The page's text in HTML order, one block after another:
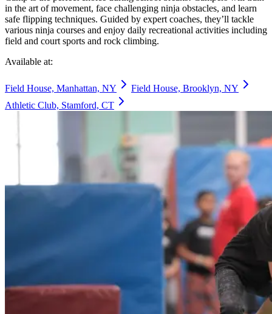
in the art of movement, face challenging ninja obstacles, and learn
safe flipping techniques. Guided by expert coaches, they’ll tackle
various ninja courses and enjoy daily recreational activities including
field and court sports and rock climbing.​​​​‌ ‍ ​‍​‍‌‍ ‌ ​‍‌‍‍‌‌‍‌ ‌‍‍‌‌‍ ‍​‍​‍​ ‍‍​‍​‍‌ ​ ‌‍​‌‌‍ ‍‌‍‍‌‌ ‌​‌ ‍‌​‍ ‍‌‍‍‌‌‍ ​‍​‍​‍ ​​‍​‍‌‍‍​‌ ​‍‌‍‌‌‌‍‌‍​‍​‍​ ‍‍​‍​‍‌‍‍​‌ ‌​‌ ‌​‌ ​​‌ ​ ​ ‍‍​‍ ​‍ ‌‍​ ‌‍‍​‌‍‌‌‌‍ ​‌ ​ ‌‍‌‌‌‍​‌‌ ​​‌‍‍‌‌‍‌‌‌ ​‍‌ ​ ​‍ ‍‌ ​ ‌‍​‌‌‍ ‍‌‍‍‌‌ ‌​‌ ‍‌​‍ ‍‌ ​ ‌ ‌​‌ ‌‌‌‍‌​‌‍‍‌‌‍ ​‍ ‌‍‍‌‌‍ ‍‌ ‌​‌‍‌‌‌‍ ‍‌ ‌​​‍ ‌‍‌‌‌‍‌​‌‍‍‌‌ ‌​​‍ ‌‍ ‌‌‍ ‌‍‌​‌‍‌‌​ ‌‌ ​​‌ ​‍‌‍‌‌‌ ​ ‌‍‌‌‌‍ ‍‌ ‌​‌‍​‌‌ ‌​‌‍‍‌‌‍ ‌‍ ‍​ ‍ ‌‍‍‌‌‍‌​​ ‌‌‍‌‍‌‍‌‍​ ‌‍‌‍‌‌‌‍‌‍‌‍​‍​ ‌ ​ ‌ ​‍ ‌​ ​ ‌‍​‍​ ‌​​ ​​​‍ ‌​ ‌​‌‍​ ​ ‍‌‌‍​‍​‍ ‌‌‍​‍‌‍‌‌​ ‍​‌‍​‌​‍ ‌​ ‍‌​ ​‍‌‍‌​‌‍​‌​ ​ ​ ​ ‌‍‌‌‌‍​ ‌‍​‌​ ​ ​ ‌‌​ ​‍​ ‍ ‌ ‌​‌ ‍‌‌ ​​‌‍‌‌​ ‌‌ ​​‌‍​‌‌‍‌ ‌‍‌‌​ ‍ ‌ ​​‌‍​‌‌ ‌​‌‍‍​​ ‌‌ ​​‌‍​‌‌‍‌ ‌‍‌‌‌​​‍‌ ‌‌‌‍‍‌‌‍ ​‌‍‌​‌‍‌‌‌ ​‍​‍‌‌​ ‌‌‌​​‍‌‌ ‌‍‍ ‌‍‌‌‌ ‍‌​‍‌‌​ ​ ‌​‌​​‍‌‌​ ​ ‌​‌​​‍‌‌​ ​‍​ ​‍‌‍​ ‌‍‌‌​ ​‍‌‍‌‍‌‍​ ‌‍‌​‌‍​‍​ ​​​ ‍​‌‍​‌‌‍‌‌​ ‌ ​‍‌‌​ ​‍​ ​‍​‍‌‌​ ‌‌‌​‌​​‍ ‍‌‍​ ‌‍​‌‌ ​‍‌‍‌​‌ ​ ​‍‌‌​ ‌‌‌​​‍‌‌ ‌‍‍ ‌‍‌‌‌ ‍‌​‍‌‌​ ​ ‌​‌​​‍‌‌​ ​ ‌​‌​​‍‌‌​ ​‍​ ​‍‌‍‌‍​ ​​​ ‌‍‌‍​‍‌‍​‌​ ​‌​ ‌​‌‍‌‍‌‍​‌​ ​​‌‍​ ​ ​ ‌‍​‍‌‍‌‍‌‍‌‌​ ​​​ ​​​ ‌ ​ ​‍​ ​‌​ ​‍‌‍‌‌‌‍‌‍​ ‍‌​ ​‌​ ‌ ‌‍‌​​ ​ ​ ​​​ ‌‍​ ‍​​ ‍​​‍‌‌​ ​‍​ ​‍​‍‌‌​ ‌‌‌​‌​​‍ ‍‌‍​ ‌‍​‌‌ ​‍‌‍‌​‌​‌​‌‍‌‌‌ ​ ‌‍​ ‌ ​‍‌‍‍‌‌ ​​‌ ‌​‌‍‍‌‌‍ ‌‍ ‍​ ‌‍​‍‌‍​‌‌ ​ ‌‍‌‌‌‌‌‌‌ ​‍‌‍ ​​ ‌‌‍‍​‌ ‌​‌ ‌​‌ ​​‌ ​ ​‍‌‌​ ​ ‌​​‌​‍‌‌​ ​‍‌​‌‍​‍‌‌​ ​‍‌​‌‍‌‍​ ‌‍‍​‌‍‌‌‌‍ ​‌ ​ ‌‍‌‌‌‍​‌‌ ​​‌‍‍‌‌‍‌‌‌ ​‍‌ ​ ​‍ ‍‌ ​ ‌‍​‌‌‍ ‍‌‍‍‌‌ ‌​‌ ‍‌​‍ ‍‌ ​ ‌ ‌​‌ ‌‌‌‍‌​‌‍‍‌‌‍ ​‍‌‍‌‍‍‌‌‍‌​​ ‌‌‍‌‍‌‍‌‍​ ‌‍‌‍‌‌‌‍‌‍‌‍​‍​ ‌ ​ ‌ ​‍ ‌​ ​ ‌‍​‍​ ‌​​ ​​​‍ ‌​ ‌​‌‍​ ​ ‍‌‌‍​‍​‍ ‌‌‍​‍‌‍‌‌​ ‍​‌‍​‌​‍ ‌​ ‍‌​ ​‍‌‍‌​‌‍​‌​ ​ ​ ​ ‌‍‌‌‌‍​ ‌‍​‌​ ​ ​ ‌‌​ ​‍​‍‌‍‌ ‌​‌ ‍‌‌ ​​‌‍‌‌​ ‌‌ ​​‌‍​‌‌‍‌ ‌‍‌‌​‍‌‍‌ ​​‌‍​‌‌ ‌​‌‍‍​​ ‌‌ ​​‌‍​‌‌‍‌ ‌‍‌‌‌​​‍‌ ‌‌‌‍‍‌‌‍ ​‌‍‌​‌‍‌‌‌ ​‍​‍‌‌​ ‌‌‌​​‍‌‌ ‌‍‍ ‌‍‌‌‌ ‍‌​‍‌‌​ ​ ‌​‌​​‍‌‌​ ​ ‌​‌​​‍‌‌​ ​‍​ ​‍‌‍​ ‌‍‌‌​ ​‍‌‍‌‍‌‍​ ‌‍‌​‌‍​‍​ ​​​ ‍​‌‍​‌‌‍‌‌​ ‌ ​‍‌‌​ ​‍​ ​‍​‍‌‌​ ‌‌‌​‌​​‍ ‍‌‍​ ‌‍​‌‌ ​‍‌‍‌​‌ ​ ​‍‌‌​ ‌‌‌​​‍‌‌ ‌‍‍ ‌‍‌‌‌ ‍‌​‍‌‌​ ​ ‌​‌​​‍‌‌​ ​ ‌​‌​​‍‌‌​ ​‍​ ​‍‌‍‌‍​ ​​​ ‌‍‌‍​‍‌‍​‌​ ​‌​ ‌​‌‍‌‍‌‍​‌​ ​​‌‍​ ​ ​ ‌‍​‍‌‍‌‍‌‍‌‌​ ​​​ ​​​ ‌ ​ ​‍​ ​‌​ ​‍‌‍‌‌‌‍‌‍​ ‍‌​ ​‌​ ‌ ‌‍‌​​ ​ ​ ​​​ ‌‍​ ‍​​ ‍​​‍‌‌​ ​‍​ ​‍​‍‌‌​ ‌‌‌​‌​​‍ ‍‌‍​ ‌‍​‌‌ ​‍‌‍‌​‌​‌​‌‍‌‌‌ ​ ‌‍​ ‌ ​‍‌‍‍‌‌ ​​‌ ‌​‌‍‍‌‌‍ ‌‍ ‍​‍‌‍‌ ​​‌‍‌‌‌ ​‍‌ ​ ‌ ​​‌‍‌‌‌‍​ ‌ ‌​‌‍‍‌‌ ‌‍‌‍‌‌​ ‌‌ ​​‌ ‌‌‌‍​‍‌‍ ​‌‍‍‌‌ ​ ‌‍‍​‌‍‌‌‌‍‌​​‍​‍‌ ‌
Available at:​​​​‌ ‍ ​‍​‍‌‍ ‌ ​‍‌‍‍‌‌‍‌ ‌‍‍‌‌‍ ‍​‍​‍​ ‍‍​‍​‍‌ ​ ‌‍​‌‌‍ ‍‌‍‍‌‌ ‌​‌ ‍‌​‍ ‍‌‍‍‌‌‍ ​‍​‍​‍ ​​‍​‍‌‍‍​‌ ​‍‌‍‌‌‌‍‌‍​‍​‍​ ‍‍​‍​‍‌‍‍​‌ ‌​‌ ‌​‌ ​​‌ ​ ​ ‍‍​‍ ​‍ ‌‍​ ‌‍‍​‌‍‌‌‌‍ ​‌ ​ ‌‍‌‌‌‍​‌‌ ​​‌‍‍‌‌‍‌‌‌ ​‍‌ ​ ​‍ ‍‌ ​ ‌‍​‌‌‍ ‍‌‍‍‌‌ ‌​‌ ‍‌​‍ ‍‌ ​ ‌ ‌​‌ ‌‌‌‍‌​‌‍‍‌‌‍ ​‍ ‌‍‍‌‌‍ ‍‌ ‌​‌‍‌‌‌‍ ‍‌ ‌​​‍ ‌‍‌‌‌‍‌​‌‍‍‌‌ ‌​​‍ ‌‍ ‌‌‍ ‌‍‌​‌‍‌‌​ ‌‌ ​​‌ ​‍‌‍‌‌‌ ​ ‌‍‌‌‌‍ ‍‌ ‌​‌‍​‌‌ ‌​‌‍‍‌‌‍ ‌‍ ‍​ ‍ ‌‍‍‌‌‍‌​​ ‌‌‍‌‍‌‍‌‍​ ‌‍‌‍‌‌‌‍‌‍‌‍​‍​ ‌ ​ ‌ ​‍ ‌​ ​ ‌‍​‍​ ‌​​ ​​​‍ ‌​ ‌​‌‍​ ​ ‍‌‌‍​‍​‍ ‌‌‍​‍‌‍‌‌​ ‍​‌‍​‌​‍ ‌​ ‍‌​ ​‍‌‍‌​‌‍​‌​ ​ ​ ​ ‌‍‌‌‌‍​ ‌‍​‌​ ​ ​ ‌‌​ ​‍​ ‍ ‌ ‌​‌ ‍‌‌ ​​‌‍‌‌​ ‌‌ ​​‌‍​‌‌‍‌ ‌‍‌‌​ ‍ ‌ ​​‌‍​‌‌ ‌​‌‍‍​​ ‌‌ ​​‌‍​‌‌‍‌ ‌‍‌‌‌​​‍‌ ‌‌‌‍‍‌‌‍ ​‌‍‌​‌‍‌‌‌ ​‍​‍‌‌​ ‌‌‌​​‍‌‌ ‌‍‍ ‌‍‌‌‌ ‍‌​‍‌‌​ ​ ‌​‌​​‍‌‌​ ​ ‌​‌​​‍‌‌​ ​‍​ ​‍‌‍​ ‌‍‌‌​ ​‍‌‍‌‍‌‍​ ‌‍‌​‌‍​‍​ ​​​ ‍​‌‍​‌‌‍‌‌​ ‌ ​‍‌‌​ ​‍​ ​‍​‍‌‌​ ‌‌‌​‌​​‍ ‍‌‍​ ‌‍​‌‌ ​‍‌‍‌​‌ ​ ​‍‌‌​ ‌‌‌​​‍‌‌ ‌‍‍ ‌‍‌‌‌ ‍‌​‍‌‌​ ​ ‌​‌​​‍‌‌​ ​ ‌​‌​​‍‌‌​ ​‍​ ​‍‌‍‌‍​ ​​​ ‌‍‌‍​‍‌‍​‌​ ​‌​ ‌​‌‍‌‍‌‍​‌​ ​​‌‍​ ​ ​ ‌‍​‍‌‍‌‍‌‍‌‌​ ​​​ ​​​ ‌ ​ ​‍​ ​‌​ ​‍‌‍‌‌‌‍‌‍​ ‍‌​ ​‌​ ‌ ‌‍‌​​ ​ ​ ​​​ ‌‍​ ‍​​ ‍​​‍‌‌​ ​‍​ ​‍​‍‌‌​ ‌‌‌​‌​​‍ ‍‌ ​ ‌ ‌‌‌‍​‍‌ ‌​‌‍‍‌‌ ‌​‌‍ ​‌‍‌‌​ ‌‍​‍‌‍​‌‌ ​ ‌‍‌‌‌‌‌‌‌ ​‍‌‍ ​​ ‌‌‍‍​‌ ‌​‌ ‌​‌ ​​‌ ​ ​‍‌‌​ ​ ‌​​‌​‍‌‌​ ​‍‌​‌‍​‍‌‌​ ​‍‌​‌‍‌‍​ ‌‍‍​‌‍‌‌‌‍ ​‌ ​ ‌‍‌‌‌‍​‌‌ ​​‌‍‍‌‌‍‌‌‌ ​‍‌ ​ ​‍ ‍‌ ​ ‌‍​‌‌‍ ‍‌‍‍‌‌ ‌​‌ ‍‌​‍ ‍‌ ​ ‌ ‌​‌ ‌‌‌‍‌​‌‍‍‌‌‍ ​‍‌‍‌‍‍‌‌‍‌​​ ‌‌‍‌‍‌‍‌‍​ ‌‍‌‍‌‌‌‍‌‍‌‍​‍​ ‌ ​ ‌ ​‍ ‌​ ​ ‌‍​‍​ ‌​​ ​​​‍ ‌​ ‌​‌‍​ ​ ‍‌‌‍​‍​‍ ‌‌‍​‍‌‍‌‌​ ‍​‌‍​‌​‍ ‌​ ‍‌​ ​‍‌‍‌​‌‍​‌​ ​ ​ ​ ‌‍‌‌‌‍​ ‌‍​‌​ ​ ​ ‌‌​ ​‍​‍‌‍‌ ‌​‌ ‍‌‌ ​​‌‍‌‌​ ‌‌ ​​‌‍​‌‌‍‌ ‌‍‌‌​‍‌‍‌ ​​‌‍​‌‌ ‌​‌‍‍​​ ‌‌ ​​‌‍​‌‌‍‌ ‌‍‌‌‌​​‍‌ ‌‌‌‍‍‌‌‍ ​‌‍‌​‌‍‌‌‌ ​‍​‍‌‌​ ‌‌‌​​‍‌‌ ‌‍‍ ‌‍‌‌‌ ‍‌​‍‌‌​ ​ ‌​‌​​‍‌‌​ ​ ‌​‌​​‍‌‌​ ​‍​ ​‍‌‍​ ‌‍‌‌​ ​‍‌‍‌‍‌‍​ ‌‍‌​‌‍​‍​ ​​​ ‍​‌‍​‌‌‍‌‌​ ‌ ​‍‌‌​ ​‍​ ​‍​‍‌‌​ ‌‌‌​‌​​‍ ‍‌‍​ ‌‍​‌‌ ​‍‌‍‌​‌ ​ ​‍‌‌​ ‌‌‌​​‍‌‌ ‌‍‍ ‌‍‌‌‌ ‍‌​‍‌‌​ ​ ‌​‌​​‍‌‌​ ​ ‌​‌​​‍‌‌​ ​‍​ ​‍‌‍‌‍​ ​​​ ‌‍‌‍​‍‌‍​‌​ ​‌​ ‌​‌‍‌‍‌‍​‌​ ​​‌‍​ ​ ​ ‌‍​‍‌‍‌‍‌‍‌‌​ ​​​ ​​​ ‌ ​ ​‍​ ​‌​ ​‍‌‍‌‌‌‍‌‍​ ‍‌​ ​‌​ ‌ ‌‍‌​​ ​ ​ ​​​ ‌‍​ ‍​​ ‍​​‍‌‌​ ​‍​ ​‍​‍‌‌​ ‌‌‌​‌​​‍ ‍‌ ​ ‌ ‌‌‌‍​‍‌ ‌​‌‍‍‌‌ ‌​‌‍ ​‌‍‌‌​‍‌‍‌ ​​‌‍‌‌‌ ​‍‌ ​ ‌ ​​‌‍‌‌‌‍​ ‌ ‌​‌‍‍‌‌ ‌‍‌‍‌‌​ ‌‌ ​​‌ ‌‌‌‍​‍‌‍ ​‌‍‍‌‌ ​ ‌‍‍​‌‍‌‌‌‍‌​​‍​‍‌ ‌
Field House, Manhattan, NY​​​​‌ ‍ ​‍​‍‌‍ ‌ ​‍‌‍‍‌‌‍‌ ‌‍‍‌‌‍ ‍​‍​‍​ ‍‍​‍​‍‌ ​ ‌‍​‌‌‍ ‍‌‍‍‌‌ ‌​‌ ‍‌​‍ ‍‌‍‍‌‌‍ ​‍​‍​‍ ​​‍​‍‌‍‍​‌ ​‍‌‍‌‌‌‍‌‍​‍​‍​ ‍‍​‍​‍‌‍‍​‌ ‌​‌ ‌​‌ ​​‌ ​ ​ ‍‍​‍ ​‍ ‌‍​ ‌‍‍​‌‍‌‌‌‍ ​‌ ​ ‌‍‌‌‌‍​‌‌ ​​‌‍‍‌‌‍‌‌‌ ​‍‌ ​ ​‍ ‍‌ ​ ‌‍​‌‌‍ ‍‌‍‍‌‌ ‌​‌ ‍‌​‍ ‍‌ ​ ‌ ‌​‌ ‌‌‌‍‌​‌‍‍‌‌‍ ​‍ ‌‍‍‌‌‍ ‍‌ ‌​‌‍‌‌‌‍ ‍‌ ‌​​‍ ‌‍‌‌‌‍‌​‌‍‍‌‌ ‌​​‍ ‌‍ ‌‌‍ ‌‍‌​‌‍‌‌​ ‌‌ ​​‌ ​‍‌‍‌‌‌ ​ ‌‍‌‌‌‍ ‍‌ ‌​‌‍​‌‌ ‌​‌‍‍‌‌‍ ‌‍ ‍​ ‍ ‌‍‍‌‌‍‌​​ ‌‌‍‌‍‌‍‌‍​ ‌‍‌‍‌‌‌‍‌‍‌‍​‍​ ‌ ​ ‌ ​‍ ‌​ ​ ‌‍​‍​ ‌​​ ​​​‍ ‌​ ‌​‌‍​ ​ ‍‌‌‍​‍​‍ ‌‌‍​‍‌‍‌‌​ ‍​‌‍​‌​‍ ‌​ ‍‌​ ​‍‌‍‌​‌‍​‌​ ​ ​ ​ ‌‍‌‌‌‍​ ‌‍​‌​ ​ ​ ‌‌​ ​‍​ ‍ ‌ ‌​‌ ‍‌‌ ​​‌‍‌‌​ ‌‌ ​​‌‍​‌‌‍‌ ‌‍‌‌​ ‍ ‌ ​​‌‍​‌‌ ‌​‌‍‍​​ ‌‌ ​​‌‍​‌‌‍‌ ‌‍‌‌‌​​‍‌ ‌‌‌‍‍‌‌‍ ​‌‍‌​‌‍‌‌‌ ​‍​‍‌‌​ ‌‌‌​​‍‌‌ ‌‍‍ ‌‍‌‌‌ ‍‌​‍‌‌​ ​ ‌​‌​​‍‌‌​ ​ ‌​‌​​‍‌‌​ ​‍​ ​‍‌‍​ ‌‍‌‌​ ​‍‌‍‌‍‌‍​ ‌‍‌​‌‍​‍​ ​​​ ‍​‌‍​‌‌‍‌‌​ ‌ ​‍‌‌​ ​‍​ ​‍​‍‌‌​ ‌‌‌​‌​​‍ ‍‌‍​ ‌‍​‌‌ ​‍‌‍‌​‌ ​ ​‍‌‌​ ‌‌‌​​‍‌‌ ‌‍‍ ‌‍‌‌‌ ‍‌​‍‌‌​ ​ ‌​‌​​‍‌‌​ ​ ‌​‌​​‍‌‌​ ​‍​ ​‍‌‍‌‍​ ​​​ ‌‍‌‍​‍‌‍​‌​ ​‌​ ‌​‌‍‌‍‌‍​‌​ ​​‌‍​ ​ ​ ‌‍​‍‌‍‌‍‌‍‌‌​ ​​​ ​​​ ‌ ​ ​‍​ ​‌​ ​‍‌‍‌‌‌‍‌‍​ ‍‌​ ​‌​ ‌ ‌‍‌​​ ​ ​ ​​​ ‌‍​ ‍​​ ‍​​‍‌‌​ ​‍​ ​‍​‍‌‌​ ‌‌‌​‌​​‍ ‍‌‍​‍‌ ‌‌‌ ‌​‌ ‌​‌‍ ‌‍ ‍‌ ​ ​‍‌‌​ ‌‌‌​​‍‌‌ ‌‍‍ ‌‍‌‌‌ ‍‌​‍‌‌​ ​ ‌​‌​​‍‌‌​ ​ ‌​‌​​‍‌‌​ ​‍​ ​‍‌‍​‍​ ​​‌‍‌​‌‍​‍‌‍​ ​ ‍​‌‍​ ‌‍‌​‌‍‌‍‌‍‌‌‌‍​‍‌‍‌‌​‍‌‌​ ​‍​ ​‍​‍‌‌​ ‌‌‌​‌​​‍ ‍‌ ‌​‌‍‌‌‌ ‍​‌ ‌​​ ‌‍​‍‌‍​‌‌ ​ ‌‍‌‌‌‌‌‌‌ ​‍‌‍ ​​ ‌‌‍‍​‌ ‌​‌ ‌​‌ ​​‌ ​ ​‍‌‌​ ​ ‌​​‌​‍‌‌​ ​‍‌​‌‍​‍‌‌​ ​‍‌​‌‍‌‍​ ‌‍‍​‌‍‌‌‌‍ ​‌ ​ ‌‍‌‌‌‍​‌‌ ​​‌‍‍‌‌‍‌‌‌ ​‍‌ ​ ​‍ ‍‌ ​ ‌‍​‌‌‍ ‍‌‍‍‌‌ ‌​‌ ‍‌​‍ ‍‌ ​ ‌ ‌​‌ ‌‌‌‍‌​‌‍‍‌‌‍ ​‍‌‍‌‍‍‌‌‍‌​​ ‌‌‍‌‍‌‍‌‍​ ‌‍‌‍‌‌‌‍‌‍‌‍​‍​ ‌ ​ ‌ ​‍ ‌​ ​ ‌‍​‍​ ‌​​ ​​​‍ ‌​ ‌​‌‍​ ​ ‍‌‌‍​‍​‍ ‌‌‍​‍‌‍‌‌​ ‍​‌‍​‌​‍ ‌​ ‍‌​ ​‍‌‍‌​‌‍​‌​ ​ ​ ​ ‌‍‌‌‌‍​ ‌‍​‌​ ​ ​ ‌‌​ ​‍​‍‌‍‌ ‌​‌ ‍‌‌ ​​‌‍‌‌​ ‌‌ ​​‌‍​‌‌‍‌ ‌‍‌‌​‍‌‍‌ ​​‌‍​‌‌ ‌​‌‍‍​​ ‌‌ ​​‌‍​‌‌‍‌ ‌‍‌‌‌​​‍‌ ‌‌‌‍‍‌‌‍ ​‌‍‌​‌‍‌‌‌ ​‍​‍‌‌​ ‌‌‌​​‍‌‌ ‌‍‍ ‌‍‌‌‌ ‍‌​‍‌‌​ ​ ‌​‌​​‍‌‌​ ​ ‌​‌​​‍‌‌​ ​‍​ ​‍‌‍​ ‌‍‌‌​ ​‍‌‍‌‍‌‍​ ‌‍‌​‌‍​‍​ ​​​ ‍​‌‍​‌‌‍‌‌​ ‌ ​‍‌‌​ ​‍​ ​‍​‍‌‌​ ‌‌‌​‌​​‍ ‍‌‍​ ‌‍​‌‌ ​‍‌‍‌​‌ ​ ​‍‌‌​ ‌‌‌​​‍‌‌ ‌‍‍ ‌‍‌‌‌ ‍‌​‍‌‌​ ​ ‌​‌​​‍‌‌​ ​ ‌​‌​​‍‌‌​ ​‍​ ​‍‌‍‌‍​ ​​​ ‌‍‌‍​‍‌‍​‌​ ​‌​ ‌​‌‍‌‍‌‍​‌​ ​​‌‍​ ​ ​ ‌‍​‍‌‍‌‍‌‍‌‌​ ​​​ ​​​ ‌ ​ ​‍​ ​‌​ ​‍‌‍‌‌‌‍‌‍​ ‍‌​ ​‌​ ‌ ‌‍‌​​ ​ ​ ​​​ ‌‍​ ‍​​ ‍​​‍‌‌​ ​‍​ ​‍​‍‌‌​ ‌‌‌​‌​​‍ ‍‌‍​‍‌ ‌‌‌ ‌​‌ ‌​‌‍ ‌‍ ‍‌ ​ ​‍‌‌​ ‌‌‌​​‍‌‌ ‌‍‍ ‌‍‌‌‌ ‍‌​‍‌‌​ ​ ‌​‌​​‍‌‌​ ​ ‌​‌​​‍‌‌​ ​‍​ ​‍‌‍​‍​ ​​‌‍‌​‌‍​‍‌‍​ ​ ‍​‌‍​ ‌‍‌​‌‍‌‍‌‍‌‌‌‍​‍‌‍‌‌​‍‌‌​ ​‍​ ​‍​‍‌‌​ ‌‌‌​‌​​‍ ‍‌ ‌​‌‍‌‌‌ ‍​‌ ‌​​‍‌‍‌ ​​‌‍‌‌‌ ​‍‌ ​ ‌ ​​‌‍‌‌‌‍​ ‌ ‌​‌‍‍‌‌ ‌‍‌‍‌‌​ ‌‌ ​​‌ ‌‌‌‍​‍‌‍ ​‌‍‍‌‌ ​ ‌‍‍​‌‍‌‌‌‍‌​​‍​‍‌ ‌
Field House, Brooklyn, NY​​​​‌ ‍ ​‍​‍‌‍ ‌ ​‍‌‍‍‌‌‍‌ ‌‍‍‌‌‍ ‍​‍​‍​ ‍‍​‍​‍‌ ​ ‌‍​‌‌‍ ‍‌‍‍‌‌ ‌​‌ ‍‌​‍ ‍‌‍‍‌‌‍ ​‍​‍​‍ ​​‍​‍‌‍‍​‌ ​‍‌‍‌‌‌‍‌‍​‍​‍​ ‍‍​‍​‍‌‍‍​‌ ‌​‌ ‌​‌ ​​‌ ​ ​ ‍‍​‍ ​‍ ‌‍​ ‌‍‍​‌‍‌‌‌‍ ​‌ ​ ‌‍‌‌‌‍​‌‌ ​​‌‍‍‌‌‍‌‌‌ ​‍‌ ​ ​‍ ‍‌ ​ ‌‍​‌‌‍ ‍‌‍‍‌‌ ‌​‌ ‍‌​‍ ‍‌ ​ ‌ ‌​‌ ‌‌‌‍‌​‌‍‍‌‌‍ ​‍ ‌‍‍‌‌‍ ‍‌ ‌​‌‍‌‌‌‍ ‍‌ ‌​​‍ ‌‍‌‌‌‍‌​‌‍‍‌‌ ‌​​‍ ‌‍ ‌‌‍ ‌‍‌​‌‍‌‌​ ‌‌ ​​‌ ​‍‌‍‌‌‌ ​ ‌‍‌‌‌‍ ‍‌ ‌​‌‍​‌‌ ‌​‌‍‍‌‌‍ ‌‍ ‍​ ‍ ‌‍‍‌‌‍‌​​ ‌‌‍‌‍‌‍‌‍​ ‌‍‌‍‌‌‌‍‌‍‌‍​‍​ ‌ ​ ‌ ​‍ ‌​ ​ ‌‍​‍​ ‌​​ ​​​‍ ‌​ ‌​‌‍​ ​ ‍‌‌‍​‍​‍ ‌‌‍​‍‌‍‌‌​ ‍​‌‍​‌​‍ ‌​ ‍‌​ ​‍‌‍‌​‌‍​‌​ ​ ​ ​ ‌‍‌‌‌‍​ ‌‍​‌​ ​ ​ ‌‌​ ​‍​ ‍ ‌ ‌​‌ ‍‌‌ ​​‌‍‌‌​ ‌‌ ​​‌‍​‌‌‍‌ ‌‍‌‌​ ‍ ‌ ​​‌‍​‌‌ ‌​‌‍‍​​ ‌‌ ​​‌‍​‌‌‍‌ ‌‍‌‌‌​​‍‌ ‌‌‌‍‍‌‌‍ ​‌‍‌​‌‍‌‌‌ ​‍​‍‌‌​ ‌‌‌​​‍‌‌ ‌‍‍ ‌‍‌‌‌ ‍‌​‍‌‌​ ​ ‌​‌​​‍‌‌​ ​ ‌​‌​​‍‌‌​ ​‍​ ​‍‌‍​ ‌‍‌‌​ ​‍‌‍‌‍‌‍​ ‌‍‌​‌‍​‍​ ​​​ ‍​‌‍​‌‌‍‌‌​ ‌ ​‍‌‌​ ​‍​ ​‍​‍‌‌​ ‌‌‌​‌​​‍ ‍‌‍​ ‌‍​‌‌ ​‍‌‍‌​‌ ​ ​‍‌‌​ ‌‌‌​​‍‌‌ ‌‍‍ ‌‍‌‌‌ ‍‌​‍‌‌​ ​ ‌​‌​​‍‌‌​ ​ ‌​‌​​‍‌‌​ ​‍​ ​‍‌‍‌‍​ ​​​ ‌‍‌‍​‍‌‍​‌​ ​‌​ ‌​‌‍‌‍‌‍​‌​ ​​‌‍​ ​ ​ ‌‍​‍‌‍‌‍‌‍‌‌​ ​​​ ​​​ ‌ ​ ​‍​ ​‌​ ​‍‌‍‌‌‌‍‌‍​ ‍‌​ ​‌​ ‌ ‌‍‌​​ ​ ​ ​​​ ‌‍​ ‍​​ ‍​​‍‌‌​ ​‍​ ​‍​‍‌‌​ ‌‌‌​‌​​‍ ‍‌‍​‍‌ ‌‌‌ ‌​‌ ‌​‌‍ ‌‍ ‍‌ ​ ​‍‌‌​ ‌‌‌​​‍‌‌ ‌‍‍ ‌‍‌‌‌ ‍‌​‍‌‌​ ​ ‌​‌​​‍‌‌​ ​ ‌​‌​​‍‌‌​ ​‍​ ​‍​ ​‍​ ​‌‌‍​ ​ ​ ‌‍‌‌​ ‌ ​ ‌‍​ ‌​‌‍‌‍​ ‌ ​ ‌ ​ ‌‍​ ‌ ​ ‍​​ ‌ ​ ​ ‌‍‌‍​ ​​​ ​‌​ ​‍​ ​​‌‍‌​‌‍‌‌​ ​​‌‍​‌‌‍‌​‌‍​‍‌‍‌‍​ ‌ ​ ​‍‌‍​‌​ ​‍​‍‌‌​ ​‍​ ​‍​‍‌‌​ ‌‌‌​‌​​‍ ‍‌ ‌​‌‍‌‌‌ ‍​‌ ‌​​ ‌‍​‍‌‍​‌‌ ​ ‌‍‌‌‌‌‌‌‌ ​‍‌‍ ​​ ‌‌‍‍​‌ ‌​‌ ‌​‌ ​​‌ ​ ​‍‌‌​ ​ ‌​​‌​‍‌‌​ ​‍‌​‌‍​‍‌‌​ ​‍‌​‌‍‌‍​ ‌‍‍​‌‍‌‌‌‍ ​‌ ​ ‌‍‌‌‌‍​‌‌ ​​‌‍‍‌‌‍‌‌‌ ​‍‌ ​ ​‍ ‍‌ ​ ‌‍​‌‌‍ ‍‌‍‍‌‌ ‌​‌ ‍‌​‍ ‍‌ ​ ‌ ‌​‌ ‌‌‌‍‌​‌‍‍‌‌‍ ​‍‌‍‌‍‍‌‌‍‌​​ ‌‌‍‌‍‌‍‌‍​ ‌‍‌‍‌‌‌‍‌‍‌‍​‍​ ‌ ​ ‌ ​‍ ‌​ ​ ‌‍​‍​ ‌​​ ​​​‍ ‌​ ‌​‌‍​ ​ ‍‌‌‍​‍​‍ ‌‌‍​‍‌‍‌‌​ ‍​‌‍​‌​‍ ‌​ ‍‌​ ​‍‌‍‌​‌‍​‌​ ​ ​ ​ ‌‍‌‌‌‍​ ‌‍​‌​ ​ ​ ‌‌​ ​‍​‍‌‍‌ ‌​‌ ‍‌‌ ​​‌‍‌‌​ ‌‌ ​​‌‍​‌‌‍‌ ‌‍‌‌​‍‌‍‌ ​​‌‍​‌‌ ‌​‌‍‍​​ ‌‌ ​​‌‍​‌‌‍‌ ‌‍‌‌‌​​‍‌ ‌‌‌‍‍‌‌‍ ​‌‍‌​‌‍‌‌‌ ​‍​‍‌‌​ ‌‌‌​​‍‌‌ ‌‍‍ ‌‍‌‌‌ ‍‌​‍‌‌​ ​ ‌​‌​​‍‌‌​ ​ ‌​‌​​‍‌‌​ ​‍​ ​‍‌‍​ ‌‍‌‌​ ​‍‌‍‌‍‌‍​ ‌‍‌​‌‍​‍​ ​​​ ‍​‌‍​‌‌‍‌‌​ ‌ ​‍‌‌​ ​‍​ ​‍​‍‌‌​ ‌‌‌​‌​​‍ ‍‌‍​ ‌‍​‌‌ ​‍‌‍‌​‌ ​ ​‍‌‌​ ‌‌‌​​‍‌‌ ‌‍‍ ‌‍‌‌‌ ‍‌​‍‌‌​ ​ ‌​‌​​‍‌‌​ ​ ‌​‌​​‍‌‌​ ​‍​ ​‍‌‍‌‍​ ​​​ ‌‍‌‍​‍‌‍​‌​ ​‌​ ‌​‌‍‌‍‌‍​‌​ ​​‌‍​ ​ ​ ‌‍​‍‌‍‌‍‌‍‌‌​ ​​​ ​​​ ‌ ​ ​‍​ ​‌​ ​‍‌‍‌‌‌‍‌‍​ ‍‌​ ​‌​ ‌ ‌‍‌​​ ​ ​ ​​​ ‌‍​ ‍​​ ‍​​‍‌‌​ ​‍​ ​‍​‍‌‌​ ‌‌‌​‌​​‍ ‍‌‍​‍‌ ‌‌‌ ‌​‌ ‌​‌‍ ‌‍ ‍‌ ​ ​‍‌‌​ ‌‌‌​​‍‌‌ ‌‍‍ ‌‍‌‌‌ ‍‌​‍‌‌​ ​ ‌​‌​​‍‌‌​ ​ ‌​‌​​‍‌‌​ ​‍​ ​‍​ ​‍​ ​‌‌‍​ ​ ​ ‌‍‌‌​ ‌ ​ ‌‍​ ‌​‌‍‌‍​ ‌ ​ ‌ ​ ‌‍​ ‌ ​ ‍​​ ‌ ​ ​ ‌‍‌‍​ ​​​ ​‌​ ​‍​ ​​‌‍‌​‌‍‌‌​ ​​‌‍​‌‌‍‌​‌‍​‍‌‍‌‍​ ‌ ​ ​‍‌‍​‌​ ​‍​‍‌‌​ ​‍​ ​‍​‍‌‌​ ‌‌‌​‌​​‍ ‍‌ ‌​‌‍‌‌‌ ‍​‌ ‌​​‍‌‍‌ ​​‌‍‌‌‌ ​‍‌ ​ ‌ ​​‌‍‌‌‌‍​ ‌ ‌​‌‍‍‌‌ ‌‍‌‍‌‌​ ‌‌ ​​‌ ‌‌‌‍​‍‌‍ ​‌‍‍‌‌ ​ ‌‍‍​‌‍‌‌‌‍‌​​‍​‍‌ ‌
Athletic Club, Stamford, CT​​​​‌ ‍ ​‍​‍‌‍ ‌ ​‍‌‍‍‌‌‍‌ ‌‍‍‌‌‍ ‍​‍​‍​ ‍‍​‍​‍‌ ​ ‌‍​‌‌‍ ‍‌‍‍‌‌ ‌​‌ ‍‌​‍ ‍‌‍‍‌‌‍ ​‍​‍​‍ ​​‍​‍‌‍‍​‌ ​‍‌‍‌‌‌‍‌‍​‍​‍​ ‍‍​‍​‍‌‍‍​‌ ‌​‌ ‌​‌ ​​‌ ​ ​ ‍‍​‍ ​‍ ‌‍​ ‌‍‍​‌‍‌‌‌‍ ​‌ ​ ‌‍‌‌‌‍​‌‌ ​​‌‍‍‌‌‍‌‌‌ ​‍‌ ​ ​‍ ‍‌ ​ ‌‍​‌‌‍ ‍‌‍‍‌‌ ‌​‌ ‍‌​‍ ‍‌ ​ ‌ ‌​‌ ‌‌‌‍‌​‌‍‍‌‌‍ ​‍ ‌‍‍‌‌‍ ‍‌ ‌​‌‍‌‌‌‍ ‍‌ ‌​​‍ ‌‍‌‌‌‍‌​‌‍‍‌‌ ‌​​‍ ‌‍ ‌‌‍ ‌‍‌​‌‍‌‌​ ‌‌ ​​‌ ​‍‌‍‌‌‌ ​ ‌‍‌‌‌‍ ‍‌ ‌​‌‍​‌‌ ‌​‌‍‍‌‌‍ ‌‍ ‍​ ‍ ‌‍‍‌‌‍‌​​ ‌‌‍‌‍‌‍‌‍​ ‌‍‌‍‌‌‌‍‌‍‌‍​‍​ ‌ ​ ‌ ​‍ ‌​ ​ ‌‍​‍​ ‌​​ ​​​‍ ‌​ ‌​‌‍​ ​ ‍‌‌‍​‍​‍ ‌‌‍​‍‌‍‌‌​ ‍​‌‍​‌​‍ ‌​ ‍‌​ ​‍‌‍‌​‌‍​‌​ ​ ​ ​ ‌‍‌‌‌‍​ ‌‍​‌​ ​ ​ ‌‌​ ​‍​ ‍ ‌ ‌​‌ ‍‌‌ ​​‌‍‌‌​ ‌‌ ​​‌‍​‌‌‍‌ ‌‍‌‌​ ‍ ‌ ​​‌‍​‌‌ ‌​‌‍‍​​ ‌‌ ​​‌‍​‌‌‍‌ ‌‍‌‌‌​​‍‌ ‌‌‌‍‍‌‌‍ ​‌‍‌​‌‍‌‌‌ ​‍​‍‌‌​ ‌‌‌​​‍‌‌ ‌‍‍ ‌‍‌‌‌ ‍‌​‍‌‌​ ​ ‌​‌​​‍‌‌​ ​ ‌​‌​​‍‌‌​ ​‍​ ​‍‌‍​ ‌‍‌‌​ ​‍‌‍‌‍‌‍​ ‌‍‌​‌‍​‍​ ​​​ ‍​‌‍​‌‌‍‌‌​ ‌ ​‍‌‌​ ​‍​ ​‍​‍‌‌​ ‌‌‌​‌​​‍ ‍‌‍​ ‌‍​‌‌ ​‍‌‍‌​‌ ​ ​‍‌‌​ ‌‌‌​​‍‌‌ ‌‍‍ ‌‍‌‌‌ ‍‌​‍‌‌​ ​ ‌​‌​​‍‌‌​ ​ ‌​‌​​‍‌‌​ ​‍​ ​‍‌‍‌‍​ ​​​ ‌‍‌‍​‍‌‍​‌​ ​‌​ ‌​‌‍‌‍‌‍​‌​ ​​‌‍​ ​ ​ ‌‍​‍‌‍‌‍‌‍‌‌​ ​​​ ​​​ ‌ ​ ​‍​ ​‌​ ​‍‌‍‌‌‌‍‌‍​ ‍‌​ ​‌​ ‌ ‌‍‌​​ ​ ​ ​​​ ‌‍​ ‍​​ ‍​​‍‌‌​ ​‍​ ​‍​‍‌‌​ ‌‌‌​‌​​‍ ‍‌‍​‍‌ ‌‌‌ ‌​‌ ‌​‌‍ ‌‍ ‍‌ ​ ​‍‌‌​ ‌‌‌​​‍‌‌ ‌‍‍ ‌‍‌‌‌ ‍‌​‍‌‌​ ​ ‌​‌​​‍‌‌​ ​ ‌​‌​​‍‌‌​ ​‍​ ​‍‌‍‌​‌‍​‍​ ​‌‌‍‌‍​ ‌‍‌‍​‌​ ‍‌​ ​ ‌‍​‌‌‍​ ​ ​‍​ ‌‌​ ​‍‌‍‌‌​ ​ ‌‍​‌​ ​​​ ‌‌‌‍​ ​ ​​​ ​ ​ ‍‌‌‍‌‌​ ​ ​ ‌‍‌‍​ ‌‍‌‌​ ​​‌‍‌‍​ ​​‌‍​‌‌‍‌‌​‍‌‌​ ​‍​ ​‍​‍‌‌​ ‌‌‌​‌​​‍ ‍‌ ‌​‌‍‌‌‌ ‍​‌ ‌​​ ‌‍​‍‌‍​‌‌ ​ ‌‍‌‌‌‌‌‌‌ ​‍‌‍ ​​ ‌‌‍‍​‌ ‌​‌ ‌​‌ ​​‌ ​ ​‍‌‌​ ​ ‌​​‌​‍‌‌​ ​‍‌​‌‍​‍‌‌​ ​‍‌​‌‍‌‍​ ‌‍‍​‌‍‌‌‌‍ ​‌ ​ ‌‍‌‌‌‍​‌‌ ​​‌‍‍‌‌‍‌‌‌ ​‍‌ ​ ​‍ ‍‌ ​ ‌‍​‌‌‍ ‍‌‍‍‌‌ ‌​‌ ‍‌​‍ ‍‌ ​ ‌ ‌​‌ ‌‌‌‍‌​‌‍‍‌‌‍ ​‍‌‍‌‍‍‌‌‍‌​​ ‌‌‍‌‍‌‍‌‍​ ‌‍‌‍‌‌‌‍‌‍‌‍​‍​ ‌ ​ ‌ ​‍ ‌​ ​ ‌‍​‍​ ‌​​ ​​​‍ ‌​ ‌​‌‍​ ​ ‍‌‌‍​‍​‍ ‌‌‍​‍‌‍‌‌​ ‍​‌‍​‌​‍ ‌​ ‍‌​ ​‍‌‍‌​‌‍​‌​ ​ ​ ​ ‌‍‌‌‌‍​ ‌‍​‌​ ​ ​ ‌‌​ ​‍​‍‌‍‌ ‌​‌ ‍‌‌ ​​‌‍‌‌​ ‌‌ ​​‌‍​‌‌‍‌ ‌‍‌‌​‍‌‍‌ ​​‌‍​‌‌ ‌​‌‍‍​​ ‌‌ ​​‌‍​‌‌‍‌ ‌‍‌‌‌​​‍‌ ‌‌‌‍‍‌‌‍ ​‌‍‌​‌‍‌‌‌ ​‍​‍‌‌​ ‌‌‌​​‍‌‌ ‌‍‍ ‌‍‌‌‌ ‍‌​‍‌‌​ ​ ‌​‌​​‍‌‌​ ​ ‌​‌​​‍‌‌​ ​‍​ ​‍‌‍​ ‌‍‌‌​ ​‍‌‍‌‍‌‍​ ‌‍‌​‌‍​‍​ ​​​ ‍​‌‍​‌‌‍‌‌​ ‌ ​‍‌‌​ ​‍​ ​‍​‍‌‌​ ‌‌‌​‌​​‍ ‍‌‍​ ‌‍​‌‌ ​‍‌‍‌​‌ ​ ​‍‌‌​ ‌‌‌​​‍‌‌ ‌‍‍ ‌‍‌‌‌ ‍‌​‍‌‌​ ​ ‌​‌​​‍‌‌​ ​ ‌​‌​​‍‌‌​ ​‍​ ​‍‌‍‌‍​ ​​​ ‌‍‌‍​‍‌‍​‌​ ​‌​ ‌​‌‍‌‍‌‍​‌​ ​​‌‍​ ​ ​ ‌‍​‍‌‍‌‍‌‍‌‌​ ​​​ ​​​ ‌ ​ ​‍​ ​‌​ ​‍‌‍‌‌‌‍‌‍​ ‍‌​ ​‌​ ‌ ‌‍‌​​ ​ ​ ​​​ ‌‍​ ‍​​ ‍​​‍‌‌​ ​‍​ ​‍​‍‌‌​ ‌‌‌​‌​​‍ ‍‌‍​‍‌ ‌‌‌ ‌​‌ ‌​‌‍ ‌‍ ‍‌ ​ ​‍‌‌​ ‌‌‌​​‍‌‌ ‌‍‍ ‌‍‌‌‌ ‍‌​‍‌‌​ ​ ‌​‌​​‍‌‌​ ​ ‌​‌​​‍‌‌​ ​‍​ ​‍‌‍‌​‌‍​‍​ ​‌‌‍‌‍​ ‌‍‌‍​‌​ ‍‌​ ​ ‌‍​‌‌‍​ ​ ​‍​ ‌‌​ ​‍‌‍‌‌​ ​ ‌‍​‌​ ​​​ ‌‌‌‍​ ​ ​​​ ​ ​ ‍‌‌‍‌‌​ ​ ​ ‌‍‌‍​ ‌‍‌‌​ ​​‌‍‌‍​ ​​‌‍​‌‌‍‌‌​‍‌‌​ ​‍​ ​‍​‍‌‌​ ‌‌‌​‌​​‍ ‍‌ ‌​‌‍‌‌‌ ‍​‌ ‌​​‍‌‍‌ ​​‌‍‌‌‌ ​‍‌ ​ ‌ ​​‌‍‌‌‌‍​ ‌ ‌​‌‍‍‌‌ ‌‍‌‍‌‌​ ‌‌ ​​‌ ‌‌‌‍​‍‌‍ ​‌‍‍‌‌ ​ ‌‍‍​‌‍‌‌‌‍‌​​‍​‍‌ ‌